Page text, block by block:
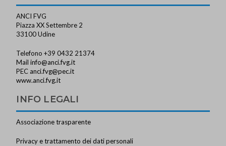
ANCI FVG
Piazza XX Settembre 2
33100 Udine
Telefono +39 0432 21374
Mailinfo@anci.fvg.it
PEC anci.fvg@pec.it
www.anci.fvg.it
INFO LEGALI
Associazione trasparente
Privacy e trattamento dei dati personali